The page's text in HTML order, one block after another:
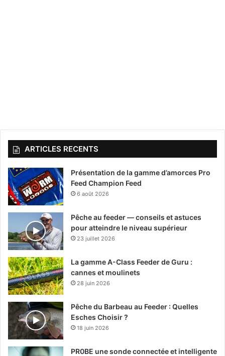
ARTICLES RECENTS
Présentation de la gamme d’amorces Pro
Feed Champion Feed
6 août 2026
Pêche au feeder — conseils et astuces
pour atteindre le niveau supérieur
23 juillet 2026
La gamme A-Class Feeder de Guru :
cannes et moulinets
28 juin 2026
Pêche du Barbeau au Feeder : Quelles
Esches Choisir ?
18 juin 2026
PR0BE une sonde connectée et intelligente